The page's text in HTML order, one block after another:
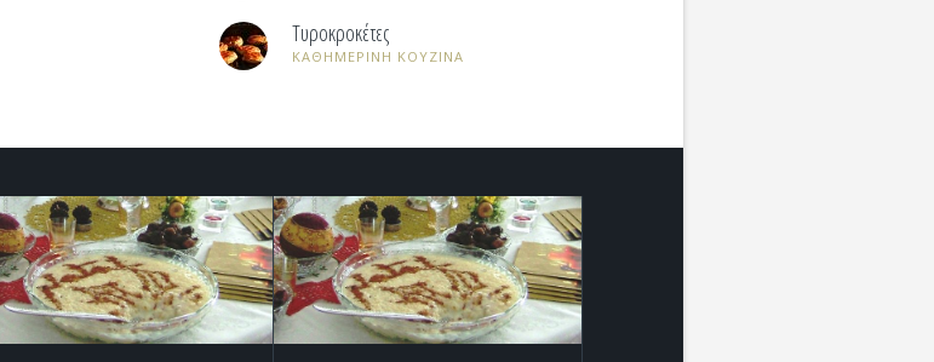
Τυροκροκέτες
ΚΑΘΗΜΕΡΙΝΗ ΚΟΥΖΙΝΑ